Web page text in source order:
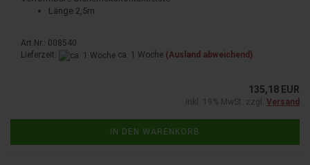
Länge 2,5m
Art.Nr.: 008540
Lieferzeit:
ca. 1 Woche (Ausland abweichend)
135,18 EUR
inkl. 19% MwSt. zzgl. Versand
IN DEN WARENKORB